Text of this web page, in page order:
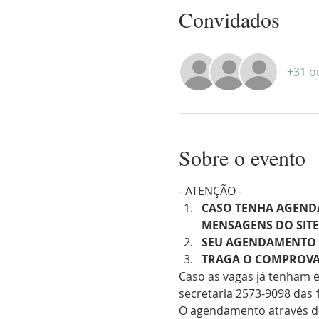
Convidados
+31
Sobre o evento
- ATENÇÃO -
CASO TENHA
MENSAGENS DO
SEU
TRAGA O
Caso as vagas já
secretaria 2573-9098 das
O agendamento através